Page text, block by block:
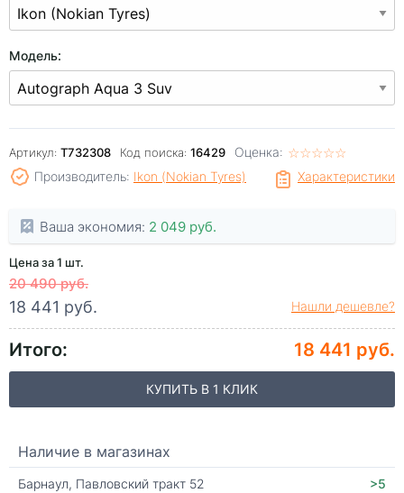
Модель:
Артикул: T732308 Код поиска: 16429 Оценка: ☆☆☆☆☆
★★★★★
Характеристики
Производитель: Ikon (Nokian Tyres)
Ваша экономия: 2 049 руб.
Цена за 1 шт.
20 490 руб.
18 441 руб. Нашли дешевле?
Итого: 18 441 руб.
КУПИТЬ В 1 КЛИК
Наличие в магазинах
Барнаул, Павловский тракт 52
>5